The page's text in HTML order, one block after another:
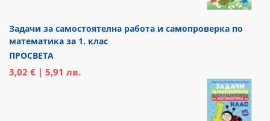
Задачи за самостоятелна работа и самопроверка по
математика за 1. клас
ПРОСВЕТА
3,02 € | 5,91 лв.